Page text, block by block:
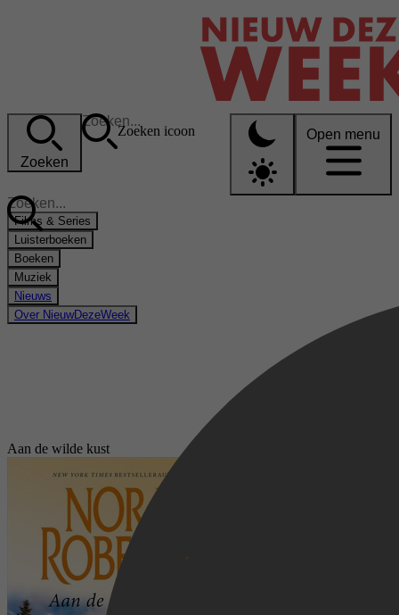
Zoeken
Zoeken icoon Open menu
Films & Series
Luisterboeken
Boeken
Muziek
Nieuws
Over NieuwDezeWeek
Aan de wilde kust